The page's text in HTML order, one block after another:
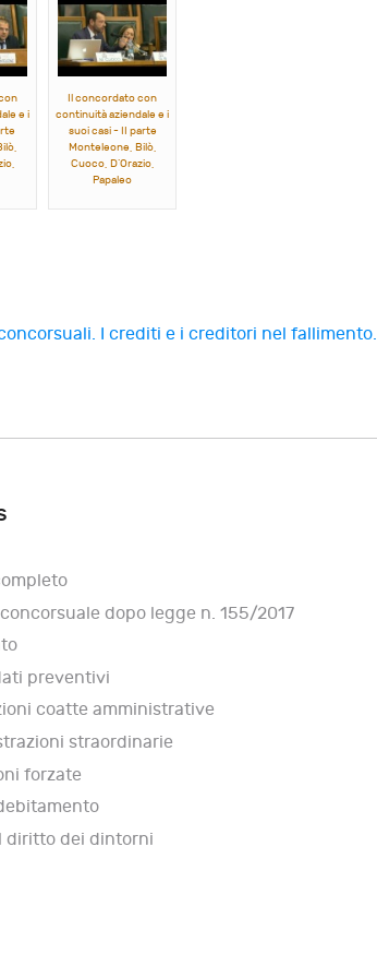
e i
Il concordato con
continuità aziendale e i
suoi casi - II parte
Monteleone, Bilò,
Cuoco, D’Orazio,
Papaleo
I crediti e i creditori nel fallimento.
dopo legge n. 155/2017
preventivi
coatte amministrative
straordinarie
forzate
diritto dei dintorni